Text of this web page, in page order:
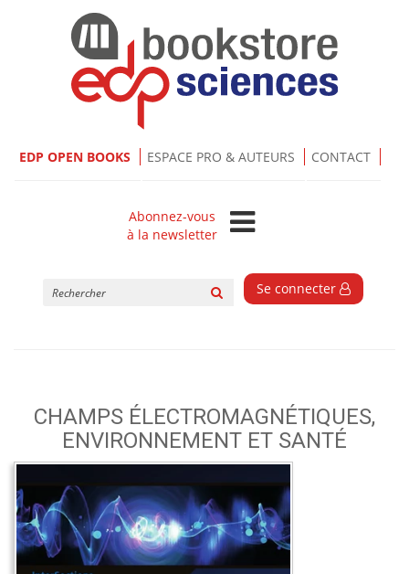
EDP OPEN BOOKS ESPACE PRO & AUTEURS CONTACT
Abonnez-vous
à la newsletter
Se connecter
CHAMPS ÉLECTROMAGNÉTIQUES,
ENVIRONNEMENT ET SANTÉ